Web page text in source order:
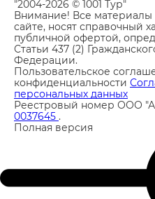
"2004-2026 © 1001 Тур"
Внимание! Все
сайте, носят справочный
публичной офертой,
Статьи 437 (2)
Федерации.
Пользовательское
конфиденциальности
персональных данных
Реестровый номер ООО
0037645 .
Полная версия